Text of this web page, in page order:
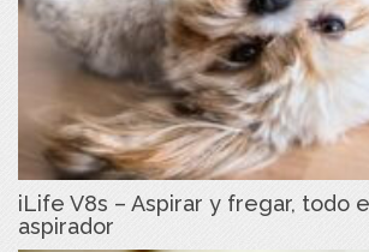
iLife V8s – Aspirar y fregar, todo
aspirador